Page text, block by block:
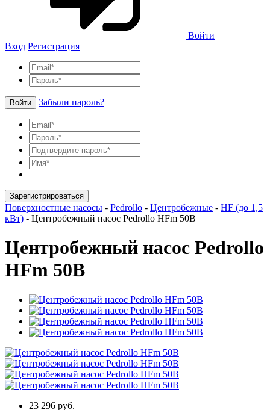
Войти
Вход Регистрация
Войти Забыли пароль?
Зарегистрироваться
Поверхностные насосы - Pedrollo - Центробежные - HF (до 1,5
кВт) - Центробежный насос Pedrollo HFm 50B
Центробежный насос Pedrollo
HFm 50B
23 296 руб.